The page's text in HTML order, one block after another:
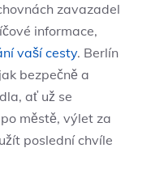
zavazadel
informace,
vaší cesty. Berlín
bezpečně a
ať už se
městě, výlet za
poslední chvíle